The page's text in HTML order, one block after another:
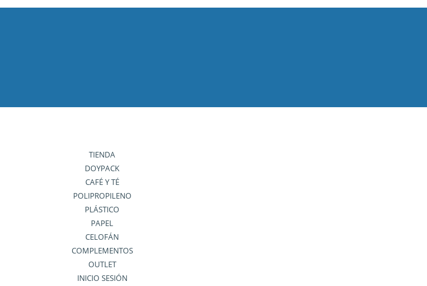
TIENDA
DOYPACK
CAFÉ Y TÉ
POLIPROPILENO
PLÁSTICO
PAPEL
CELOFÁN
COMPLEMENTOS
OUTLET
INICIO SESIÓN